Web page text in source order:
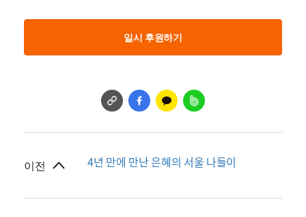
일시 후원하기
이전 4년 만에 만난 은혜의 서울 나들이